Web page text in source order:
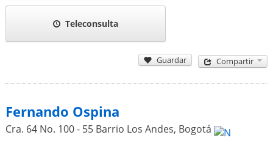
Teleconsulta
Guardar Compartir
Fernando Ospina
Cra. 64 No. 100 - 55 Barrio Los Andes, Bogotá